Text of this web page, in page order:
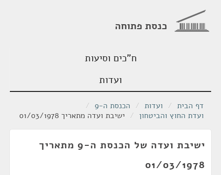
כנסת פתוחה
ח"כים וסיעות
ועדות
דף הבית / ועדות / הכנסת ה-9
/
ועדת החוץ והביטחון / ישיבת ועדה מתאריך 01/03/1978
ישיבת ועדה של הכנסת ה-9 מתאריך
01/03/1978